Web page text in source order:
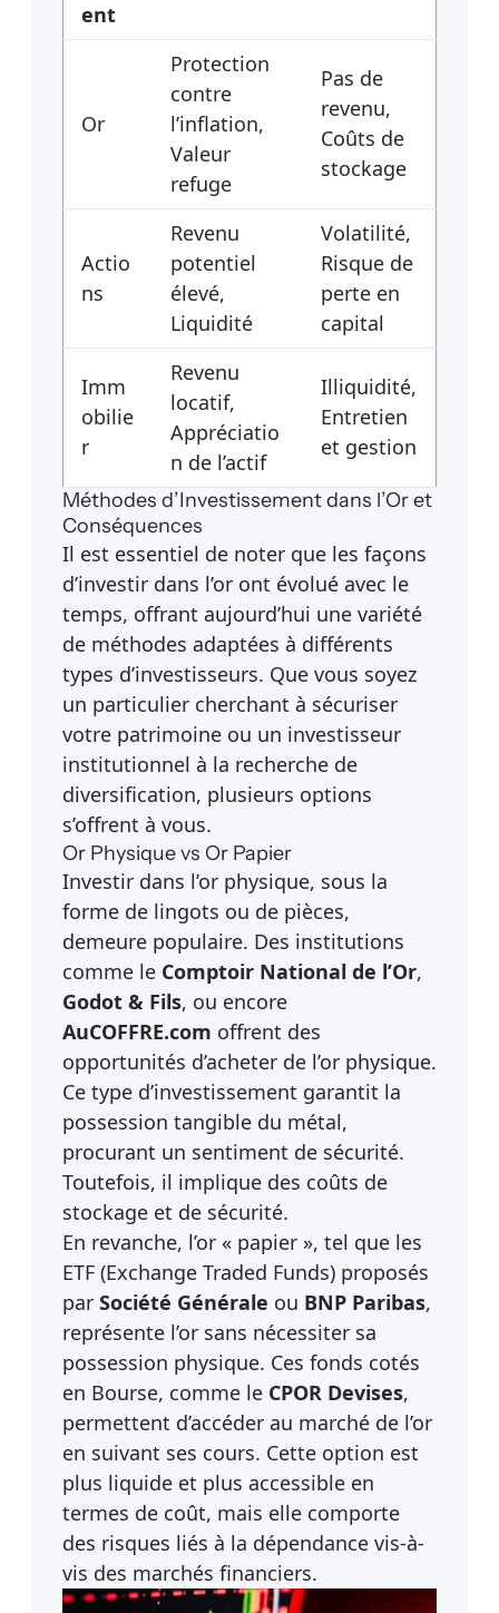
ent
Or
Protection
contre
l’inflation,
Valeur
refuge
Pas de
revenu,
Coûts de
stockage
Actio
ns
Revenu
potentiel
élevé,
Liquidité
Volatilité,
Risque de
perte en
capital
Imm
obilie
r
Revenu
locatif,
Appréciatio
n de l’actif
Illiquidité,
Entretien
et gestion
Méthodes d’Investissement dans l’Or et
Conséquences
Il est essentiel de noter que les façons
d’investir dans l’or ont évolué avec le
temps, offrant aujourd’hui une variété
de méthodes adaptées à différents
types d’investisseurs. Que vous soyez
un particulier cherchant à sécuriser
votre patrimoine ou un investisseur
institutionnel à la recherche de
diversification, plusieurs options
s’offrent à vous.
Or Physique vs Or Papier
Investir dans l’or physique, sous la
forme de lingots ou de pièces,
demeure populaire. Des institutions
comme le Comptoir National de l’Or,
Godot & Fils, ou encore
AuCOFFRE.com offrent des
opportunités d’acheter de l’or physique.
Ce type d’investissement garantit la
possession tangible du métal,
procurant un sentiment de sécurité.
Toutefois, il implique des coûts de
stockage et de sécurité.
En revanche, l’or « papier », tel que les
ETF (Exchange Traded Funds) proposés
par Société Générale ou BNP Paribas,
représente l’or sans nécessiter sa
possession physique. Ces fonds cotés
en Bourse, comme le CPOR Devises,
permettent d’accéder au marché de l’or
en suivant ses cours. Cette option est
plus liquide et plus accessible en
termes de coût, mais elle comporte
des risques liés à la dépendance vis-à-
vis des marchés financiers.